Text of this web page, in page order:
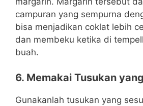
campuran yang sempurna
bisa menjadikan coklat lebih
dan membeku ketika di
buah.
6. Memakai Tusukan
Gunakanlah tusukan yang